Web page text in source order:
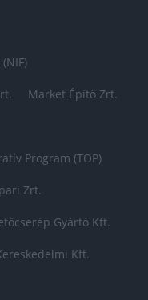
Market Építő Zrt.
Program (TOP)
Zrt.
Gyártó Kft.
Kft.